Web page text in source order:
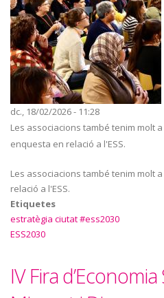
dc., 18/02/2026 - 11:28
Les associacions també tenim molt
enquesta en relació a l'ESS.
Les associacions també tenim molt
relació a l'ESS.
Etiquetes
estratègia ciutat #ess2030
ESS2030
IV Fira